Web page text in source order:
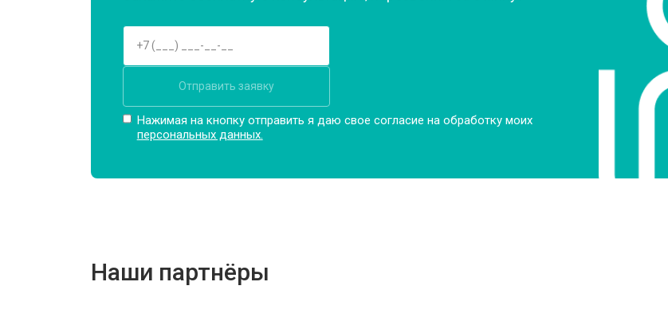
Отправить заявку
Нажимая на кнопку отправить я даю свое согласие на обработку моих
персональных данных.
Наши партнёры